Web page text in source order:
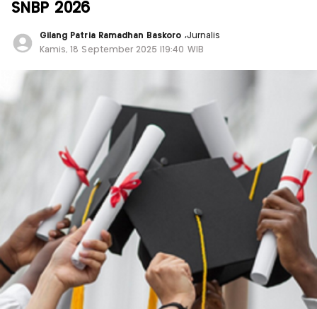
SNBP 2026
Gilang Patria Ramadhan Baskoro ,Jurnalis
Kamis, 18 September 2025 |19:40 WIB